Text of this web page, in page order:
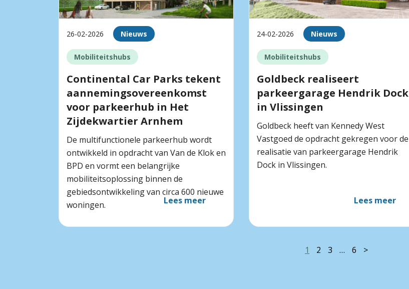
26-02-2026 Nieuws
Mobiliteitshubs
Continental Car Parks tekent
aannemingsovereenkomst
voor parkeerhub in Het
Zijdekwartier Arnhem
De multifunctionele parkeerhub wordt
ontwikkeld in opdracht van Van de Klok en
BPD en vormt een belangrijke
mobiliteitsoplossing binnen de
gebiedsontwikkeling van circa 600 nieuwe
woningen.
Lees meer
24-02-2026 Nieuws
Mobiliteitshubs
Goldbeck realiseert
parkeergarage Hendrik Dock
in Vlissingen
Goldbeck heeft van Kennedy West
Vastgoed de opdracht gekregen voor de
realisatie van parkeergarage Hendrik
Dock in Vlissingen.
Lees meer
1 2 3 … 6 >